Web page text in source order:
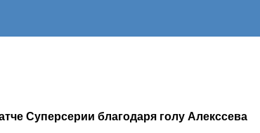
Суперсерии благодаря голу Алекссева